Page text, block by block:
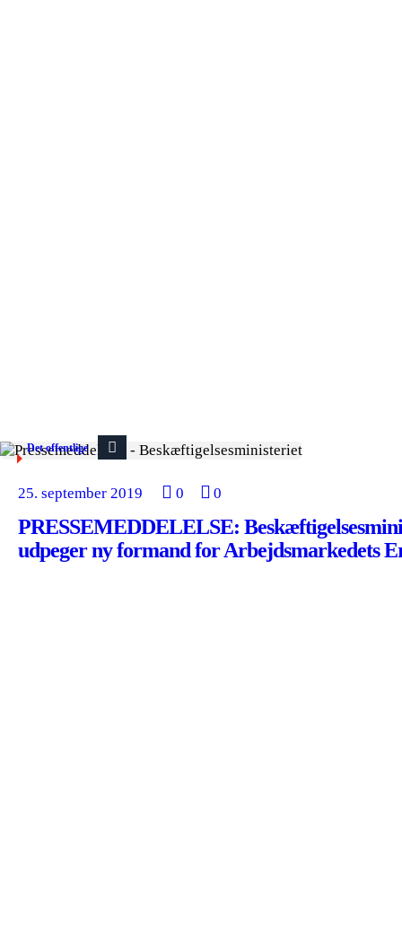
Det offentlige
25. september 2019 0 0
PRESSEMEDDELELSE:
udpeger ny formand for Arbejdsmarkedets